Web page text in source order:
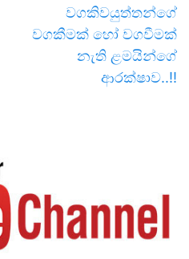
වගකිවයුත්තන්ගේ
වගකීමක් හෝ වගවීමක්
නැති ළමයින්ගේ
ආරක්ෂාව..!!